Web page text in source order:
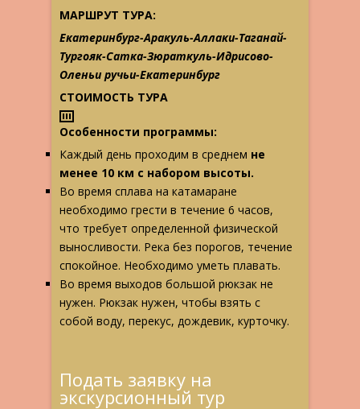
МАРШРУТ ТУРА:
Екатеринбург-Аракуль-Аллаки-Таганай-
Тургояк-Сатка-Зюраткуль-Идрисово-
Оленьи ручьи-Екатеринбург
СТОИМОСТЬ ТУРА
Особенности программы:
Каждый день проходим в среднем не
менее 10 км с набором высоты.
Во время сплава на катамаране
необходимо грести в течение 6 часов,
что требует определенной физической
выносливости. Река без порогов, течение
спокойное. Необходимо уметь плавать.
Во время выходов большой рюкзак не
нужен. Рюкзак нужен, чтобы взять с
собой воду, перекус, дождевик, курточку.
Подать заявку на
экскурсионный тур